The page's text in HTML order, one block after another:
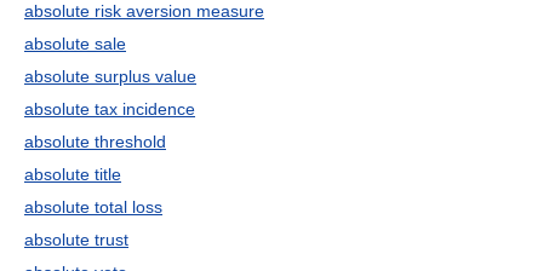
absolute risk aversion measure
absolute sale
absolute surplus value
absolute tax incidence
absolute threshold
absolute title
absolute total loss
absolute trust